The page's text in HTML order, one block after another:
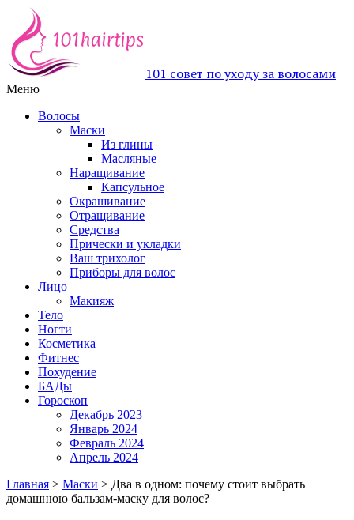
101 совет по уходу за волосами
Меню
Волосы
Маски
Из глины
Масляные
Наращивание
Капсульное
Окрашивание
Отращивание
Средства
Прически и укладки
Ваш трихолог
Приборы для волос
Лицо
Макияж
Тело
Ногти
Косметика
Фитнес
Похудение
БАДы
Гороскоп
Декабрь 2023
Январь 2024
Февраль 2024
Апрель 2024
Главная > Маски > Два в одном: почему стоит выбрать
домашнюю бальзам-маску для волос?